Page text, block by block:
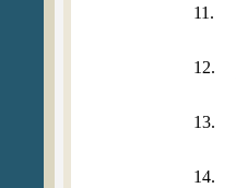
11.
12.
13.
14.